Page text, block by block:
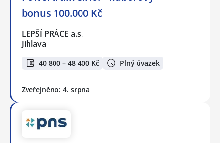
bonus 100.000 Kč
LEPŠÍ PRÁCE a.s.
Jihlava
40 800 – 48 400 Kč Plný úvazek
Zveřejněno: 4. srpna